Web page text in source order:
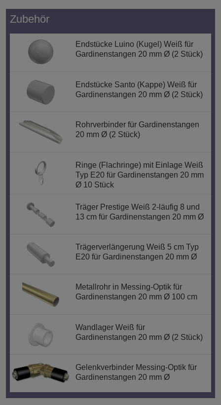
Zubehör
Endstücke Luino (Kugel) Weiß für
Gardinenstangen 20 mm Ø (2 Stück)
Endstücke Santo (Kappe) Weiß für
Gardinenstangen 20 mm Ø (2 Stück)
Rohrverbinder für Gardinenstangen
20 mm Ø (2 Stück)
Ringe (Flachringe) mit Einlage Weiß
Typ E20 für Gardinenstangen 20 mm
Ø 10 Stück
Träger Prestige Weiß 2-läufig 8 und
13 cm für Gardinenstangen 20 mm Ø
Trägerverlängerung Weiß 5 cm Typ
E20 für Gardinenstangen 20 mm Ø
Metallrohr in Messing-Optik für
Gardinenstangen 20 mm Ø 100 cm
Wandlager Weiß für
Gardinenstangen 20 mm Ø (2 Stück)
Gelenkverbinder Messing-Optik für
Gardinenstangen 20 mm Ø